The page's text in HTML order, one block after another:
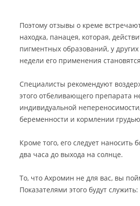
Поэтому отзывы о креме
находка, панацея, которая,
пигментных образований, у
недели его применения
Специалисты рекомендуют
этого отбеливающего препарата
индивидуальной
беременности и кормлении
Кроме того, его следует наносить
два часа до выхода на солнце.
То, что Ахромин не для вас, вы
Показателями этого будут служить: